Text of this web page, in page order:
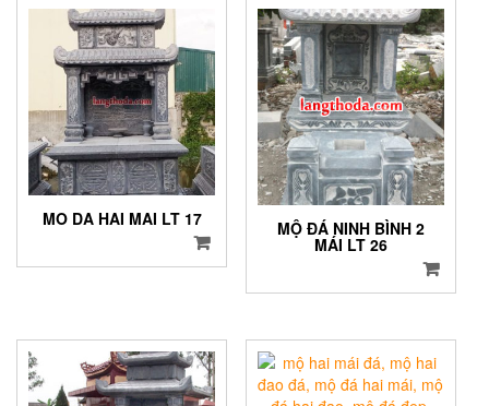
MO DA HAI MAI LT 17 MỘ ĐÁ NINH BÌNH 2
MÁI LT 26